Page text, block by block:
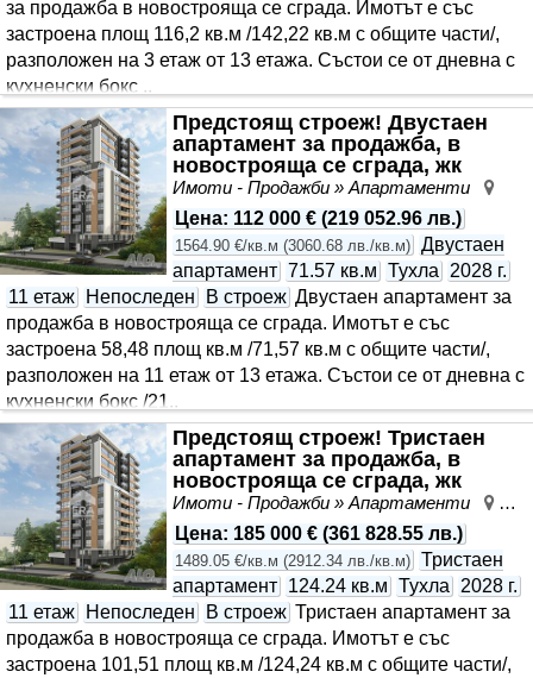
за продажба в новострояща се сграда. Имотът е със
застроена площ 116,2 кв.м /142,22 кв.м с общите части/,
разположен на 3 етаж от 13 етажа. Състои се от дневна с
кухненски бокс ..
Предстоящ строеж! Двустаен
апартамент за продажба, в
новострояща се сграда, жк
Възраждане 4, Варна
Имоти - Продажби » Апартаменти
Цена: 112 000 € (219 052.96 лв.)
1564.90 €/кв.м (3060.68 лв./кв.м) Двустаен
апартамент 71.57 кв.м Тухла
2028 г.
11 етаж
Непоследен В строеж Двустаен апартамент за
продажба в новострояща се сграда. Имотът е със
застроена 58,48 площ кв.м /71,57 кв.м с общите части/,
разположен на 11 етаж от 13 етажа. Състои се от дневна с
кухненски бокс /21..
Предстоящ строеж! Тристаен
апартамент за продажба, в
новострояща се сграда, жк
Възраждане 4, Варна
Имоти - Продажби » Апартаменти
Цена: 185 000 € (361 828.55 лв.)
1489.05 €/кв.м (2912.34 лв./кв.м) Тристаен
апартамент 124.24 кв.м Тухла
2028 г.
11 етаж
Непоследен В строеж Тристаен апартамент за
продажба в новострояща се сграда. Имотът е със
застроена 101,51 площ кв.м /124,24 кв.м с общите части/,